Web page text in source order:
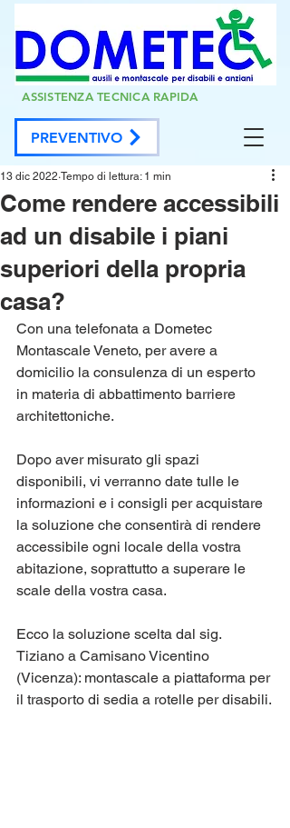
PREVENTIVO
ASSISTENZA TECNICA RAPIDA
Come rendere accessibili
ad un disabile i piani
superiori della propria
casa?
13 dic 2022 Tempo di lettura: 1 min
Con una telefonata a Dometec
Montascale Veneto, per avere a
domicilio la consulenza di un esperto
in materia di abbattimento barriere
architettoniche.
Dopo aver misurato gli spazi
disponibili, vi verranno date tulle le
informazioni e i consigli per acquistare
la soluzione che consentirà di rendere
accessibile ogni locale della vostra
abitazione, soprattutto a superare le
scale della vostra casa.
Ecco la soluzione scelta dal sig.
Tiziano a Camisano Vicentino
(Vicenza): montascale a piattaforma per
il trasporto di sedia a rotelle per disabili.